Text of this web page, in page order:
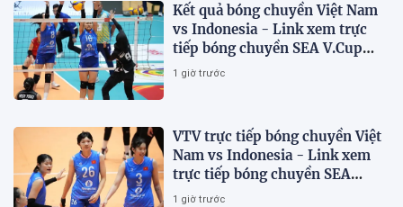
Kết quả bóng chuyền Việt Nam
vs Indonesia - Link xem trực
tiếp bóng chuyền SEA V.Cup
2026 trên VTV
1 giờ trước
VTV trực tiếp bóng chuyền Việt
Nam vs Indonesia - Link xem
trực tiếp bóng chuyền SEA
V.Cup 2026 hôm nay 7/8
1 giờ trước